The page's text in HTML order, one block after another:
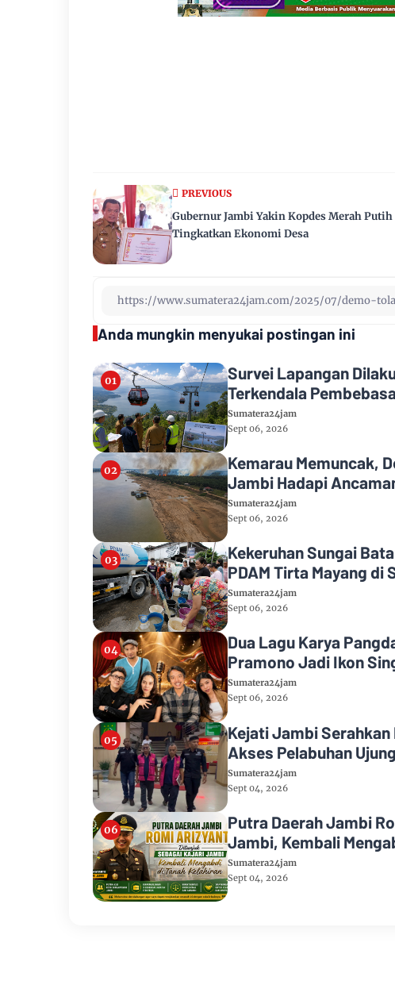
PREVIOUS
Gubernur Jambi Yakin Kopdes Merah Putih
Tingkatkan Ekonomi Desa
Anda mungkin menyukai postingan ini
Survei Lapangan
Terkendala
Sumatera24jam
Sept 06, 2026
Kemarau Memuncak,
Jambi Hadapi
Sumatera24jam
Sept 06, 2026
Kekeruhan Sungai
PDAM Tirta Mayang di
Sumatera24jam
Sept 06, 2026
Dua Lagu Karya
Pramono Jadi Ikon
Sumatera24jam
Sept 06, 2026
Kejati Jambi Serahkan
Akses Pelabuhan
Sumatera24jam
Sept 04, 2026
Putra Daerah Jambi
Jambi, Kembali
Sumatera24jam
Sept 04, 2026